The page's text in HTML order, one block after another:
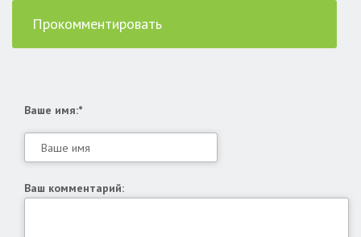
Прокомментировать
Ваше имя:*
Ваш комментарий: